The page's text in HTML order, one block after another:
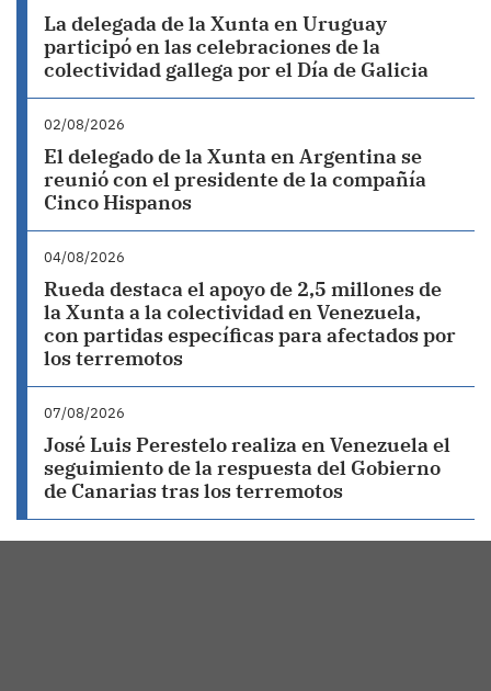
La delegada de la Xunta en Uruguay
participó en las celebraciones de la
colectividad gallega por el Día de Galicia
02/08/2026
El delegado de la Xunta en Argentina se
reunió con el presidente de la compañía
Cinco Hispanos
04/08/2026
Rueda destaca el apoyo de 2,5 millones de
la Xunta a la colectividad en Venezuela,
con partidas específicas para afectados por
los terremotos
07/08/2026
José Luis Perestelo realiza en Venezuela el
seguimiento de la respuesta del Gobierno
de Canarias tras los terremotos